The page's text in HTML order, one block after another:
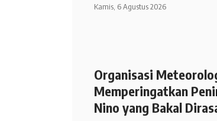
Kamis, 6 Agustus 2026
Organisasi
Memperingatkan
Nino yang Bakal